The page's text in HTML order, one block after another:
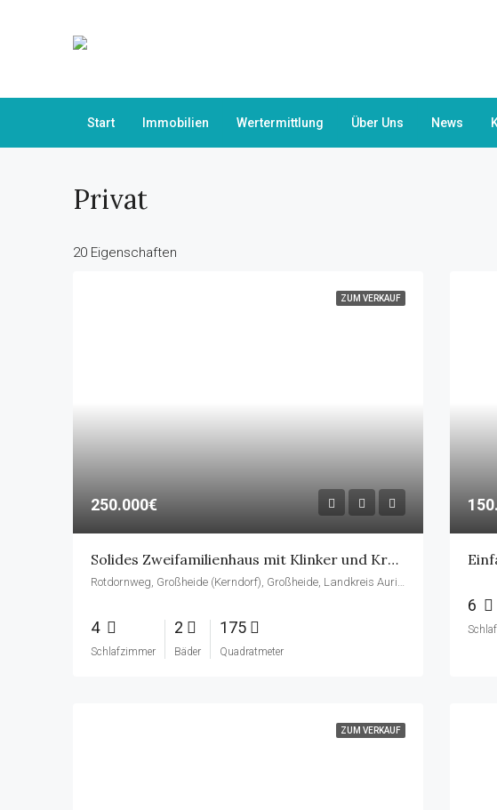
Start Immobilien Wertermittlung Über Uns News
Privat
20 Eigenschaften
ZUM VERKAUF
250.000€
Solides Zweifamilienhaus mit Klinker und Krüppelwalmdach in ruhiger Lage von Großheide — 175 m² Wohnfläche, zwei Einheiten, großes Grundstück
Rotdornweg, Großheide (Kerndorf), Großheide, Landkreis Aurich, Niedersachsen, 26532, Deutschland
4
Schlafzimmer
2
Bäder
175
Quadratmeter
6
ZUM VERKAUF